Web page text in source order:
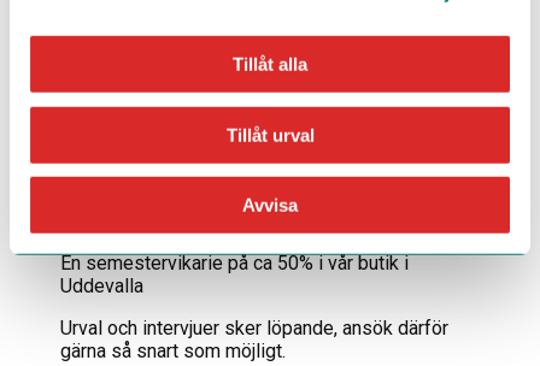
Tillåt alla
Tillåt urval
Avvisa
arbetsdag med chansen att utveckla ditt
affärsmannaskap. Hos oss får du möjligheten att
guida varje kund genom viktiga köp som ska ge
glädje i många år. Vi investerar i våra medarbetare
och deras framtid, och vi tror på att belöna
Vi söker:
En semestervikarie på ca 50% i vår butik i
Uddevalla
Urval och intervjuer sker löpande, ansök därför
gärna så snart som möjligt.